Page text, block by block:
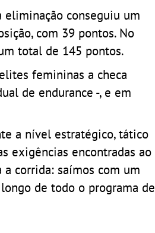
eliminação conseguiu um
com 39 pontos. No
total de 145 pontos.
femininas a checa
de endurance -, e em
a nível estratégico, tático
exigências encontradas ao
corrida: saímos com um
de todo o programa de